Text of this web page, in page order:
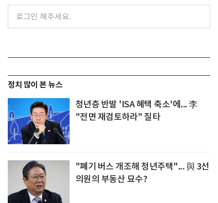
정치 많이 본 뉴스
청년층 반발 'ISA 혜택 축소'에... 李
"전면 재검토하라" 질타
"폐기 버스 개조해 청년주택"... 與 3선
의원의 부동산 묘수?